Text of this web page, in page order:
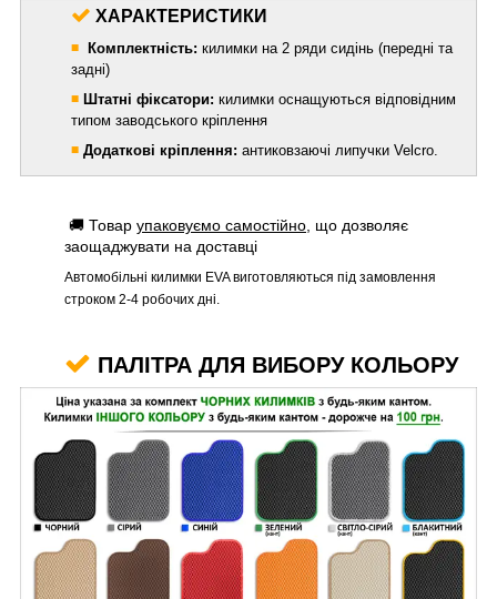
ХАРАКТЕРИСТИКИ
◾ Комплектність: килимки на 2 ряди сидінь (передні та
задні)
◾ Штатні фіксатори: килимки оснащуються відповідним
типом заводського кріплення
◾ Додаткові кріплення: антиковзаючі липучки Velcro.
🚚 Товар упаковуємо самостійно , що дозволяє
заощаджувати на доставці
Автомобільні килимки EVA виготовляються під замовлення
строком 2-4 робочих дні.
ПАЛІТРА ДЛЯ ВИБОРУ КОЛЬОРУ